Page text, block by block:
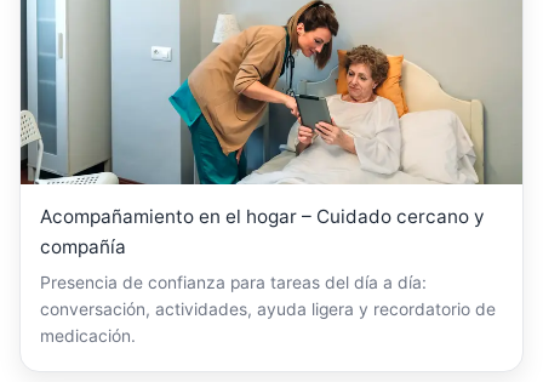
Acompañamiento en el hogar – Cuidado cercano y
compañía
Presencia de confianza para tareas del día a día:
conversación, actividades, ayuda ligera y recordatorio de
medicación.